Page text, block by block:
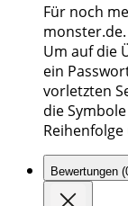
Für noch
monster.de.
Um auf die
ein
vorletzten
die
Reihenfolge